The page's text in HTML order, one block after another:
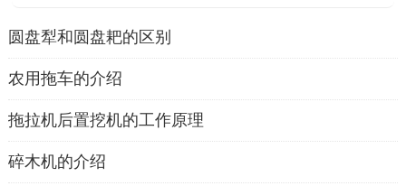
圆盘犁和圆盘耙的区别
农用拖车的介绍
拖拉机后置挖机的工作原理
碎木机的介绍